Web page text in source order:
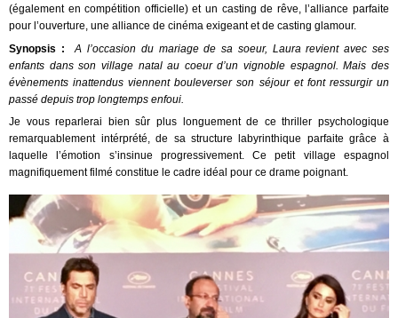
(également en compétition officielle) et un casting de rêve, l’alliance parfaite
pour l’ouverture, une alliance de cinéma exigeant et de casting glamour.
Synopsis :
A l’occasion du mariage de sa soeur, Laura revient avec ses
enfants dans son village natal au coeur d’un vignoble espagnol. Mais des
évènements inattendus viennent bouleverser son séjour et font ressurgir un
passé depuis trop longtemps enfoui.
Je vous reparlerai bien sûr plus longuement de ce thriller psychologique
remarquablement intérprété, de sa structure labyrinthique parfaite grâce à
laquelle l’émotion s’insinue progressivement. Ce petit village espagnol
magnifiquement filmé constitue le cadre idéal pour ce drame poignant.